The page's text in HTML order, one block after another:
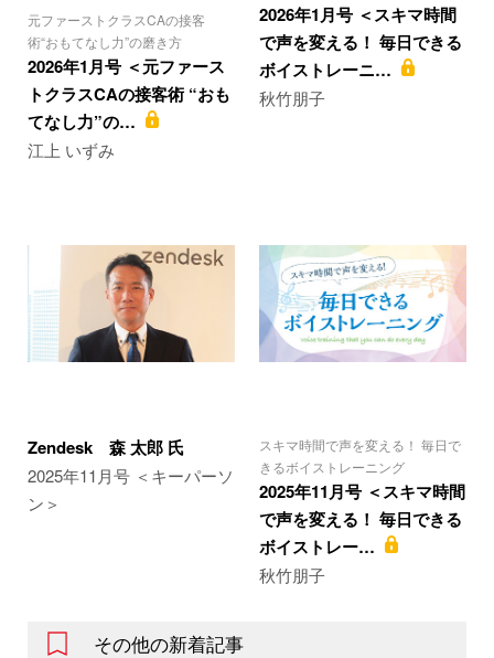
元ファーストクラスCAの接客
術“おもてなし力”の磨き方
2026年1月号 ＜元ファース
トクラスCAの接客術 “おも
てなし力”の…
江上 いずみ
2026年1月号 ＜スキマ時間
で声を変える！ 毎日できる
ボイストレーニ…
秋竹朋子
Zendesk 森 太郎 氏
2025年11月号 ＜キーパーソ
ン＞
スキマ時間で声を変える！ 毎日で
きるボイストレーニング
2025年11月号 ＜スキマ時間
で声を変える！ 毎日できる
ボイストレー…
秋竹朋子
その他の新着記事